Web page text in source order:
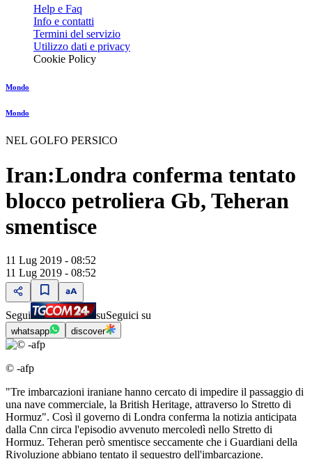
Help e Faq
Info e contatti
Termini del servizio
Utilizzo dati e privacy
Cookie Policy
Mondo
Mondo
NEL GOLFO PERSICO
Iran:Londra conferma tentato
blocco petroliera Gb, Teheran
smentisce
11 Lug 2019 - 08:52
11 Lug 2019 - 08:52
Segui suSeguici su
whatsapp discover
© -afp
"Tre imbarcazioni iraniane hanno cercato di impedire il passaggio di
una nave commerciale, la British Heritage, attraverso lo Stretto di
Hormuz". Così il governo di Londra conferma la notizia anticipata
dalla Cnn circa l'episodio avvenuto mercoledì nello Stretto di
Hormuz. Teheran però smentisce seccamente che i Guardiani della
Rivoluzione abbiano tentato il sequestro dell'imbarcazione.